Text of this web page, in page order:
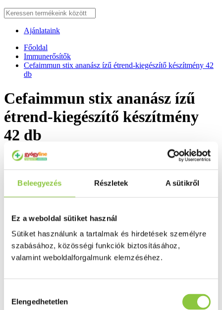
Beleegyezés Részletek A sütikről
Ez a weboldal sütiket használ
Sütiket használunk a tartalmak és hirdetések személyre
szabásához, közösségi funkciók biztosításához,
valamint weboldalforgalmunk elemzéséhez.
kiválasztása
Elengedhetetlen
Ajánlataink
Főoldal
Immunerősítők
Cefaimmun stix ananász ízű étrend-kiegészítő készítmény 42
db
Cefaimmun stix ananász ízű
étrend-kiegészítő készítmény
42 db